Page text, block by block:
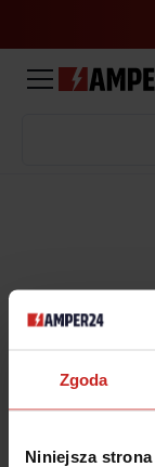
Zgoda
Niniejsza